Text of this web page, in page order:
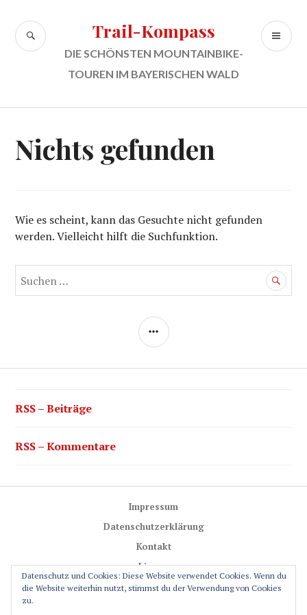
Inhalt
springen
Trail-Kompass
DIE SCHÖNSTEN MOUNTAINBIKE-
TOUREN IM BAYERISCHEN WALD
SUCHE
Nichts gefunden
Wie es scheint, kann das Gesuchte nicht gefunden
werden. Vielleicht hilft die Suchfunktion.
nach:
SEITENLEISTE
RSS – Beiträge
RSS – Kommentare
Impressum
Datenschutzerklärung
Kontakt
Lizenz
Trail-Rules
Datenschutz und Cookies: Diese Website verwendet Cookies. Wenn du
die Website weiterhin nutzt, stimmst du der Verwendung von Cookies
zu.